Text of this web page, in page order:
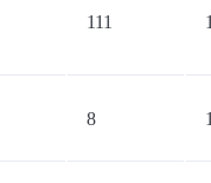
111
8